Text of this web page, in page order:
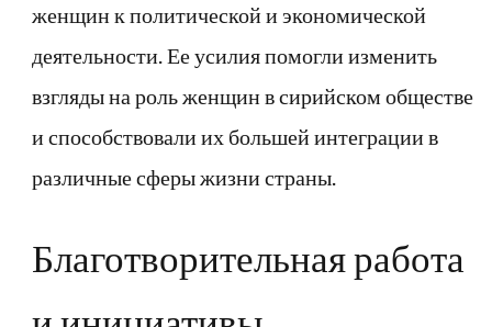
женщин к политической и экономической
деятельности. Ее усилия помогли изменить
взгляды на роль женщин в сирийском обществе
и способствовали их большей интеграции в
различные сферы жизни страны.
Благотворительная работа